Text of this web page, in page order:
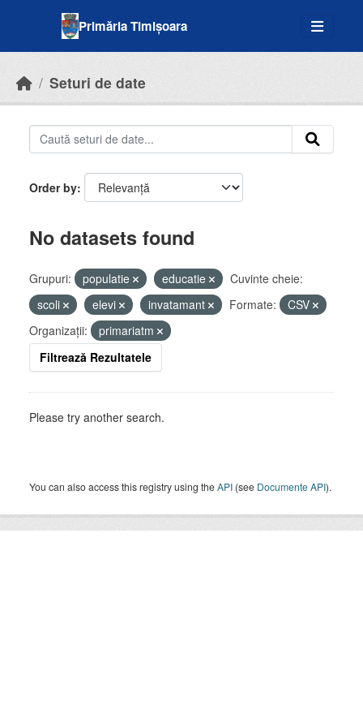
Primăria Timișoara
Seturi de date
Order by
No datasets found
Grupuri: populatie educatie
Cuvinte cheie:
scoli
elevi invatamant Formate:
CSV
Organizații:
primariatm
Filtrează Rezultatele
Please try another search.
You can also access this registry using theAPI (see Documente API).